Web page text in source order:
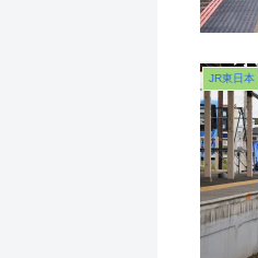
JR東日本